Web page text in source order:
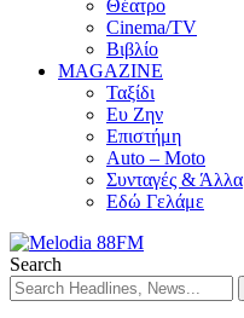
Θέατρο
Cinema/TV
Βιβλίο
MAGAZINE
Ταξίδι
Ευ Ζην
Επιστήμη
Auto – Moto
Συνταγές & Άλλα
Εδώ Γελάμε
Search